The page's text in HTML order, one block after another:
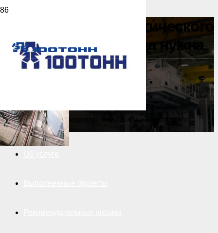
Промывка технологического
трубопровода: когда нужна
и как проводится
Промывка
технологического трубопровода: когда нужна и как проводится